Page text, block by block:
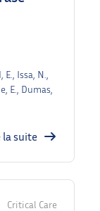
Issa, N.,
E., Dumas,
la suite
Critical Care